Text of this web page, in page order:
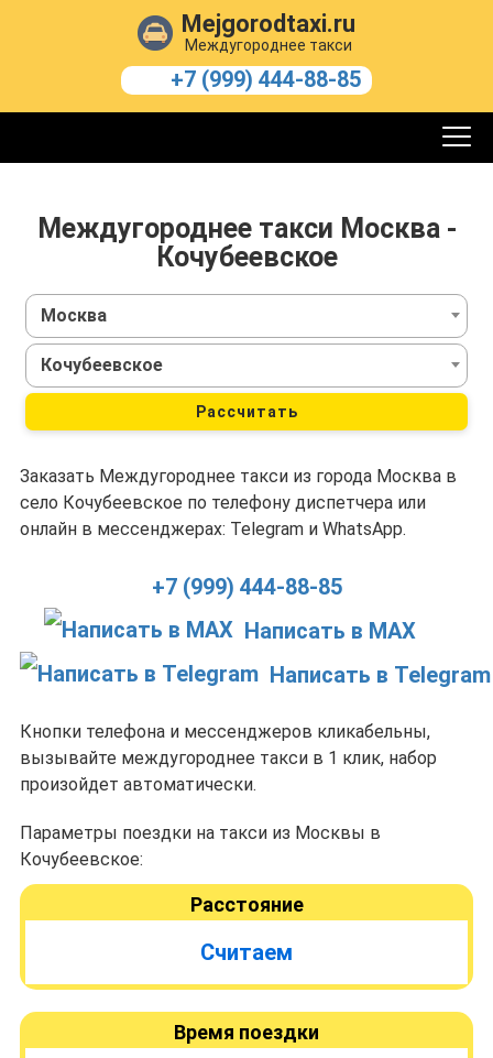
Mejgorodtaxi.ru
Междугороднее такси
+7 (999) 444-88-85
Междугороднее такси Москва -
Кочубеевское
Москва
Кочубеевское
Рассчитать
Заказать Междугороднее такси из города Москва в
село Кочубеевское по телефону диспетчера или
онлайн в мессенджерах: Telegram и WhatsApp.
+7 (999) 444-88-85
Написать в MAX
Написать в Telegram
Кнопки телефона и мессенджеров кликабельны,
вызывайте междугороднее такси в 1 клик, набор
произойдет автоматически.
Параметры поездки на такси из Москвы в
Кочубеевское:
Расстояние
Считаем
Время поездки